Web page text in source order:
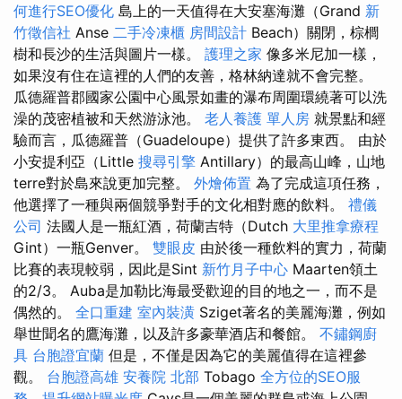
何進行SEO優化 島上的一天值得在大安塞海灘（Grand 新
竹徵信社 Anse 二手冷凍櫃 房間設計 Beach）關閉，棕櫚
樹和長沙的生活與圖片一樣。 護理之家 像多米尼加一樣，
如果沒有住在這裡的人們的友善，格林納達就不會完整。
瓜德羅普郡國家公園中心風景如畫的瀑布周圍環繞著可以洗
澡的茂密植被和天然游泳池。 老人養護 單人房 就景點和經
驗而言，瓜德羅普（Guadeloupe）提供了許多東西。 由於
小安提利亞（Little 搜尋引擎 Antillary）的最高山峰，山地
terre對於島來說更加完整。 外燴佈置 為了完成這項任務，
他選擇了一種與兩個競爭對手的文化相對應的飲料。 禮儀
公司 法國人是一瓶紅酒，荷蘭吉特（Dutch 大里推拿療程
Gint）一瓶Genver。 雙眼皮 由於後一種飲料的實力，荷蘭
比賽的表現較弱，因此是Sint 新竹月子中心 Maarten領土
的2/3。 Auba是加勒比海最受歡迎的目的地之一，而不是
偶然的。 全口重建 室內裝潢 Sziget著名的美麗海灘，例如
舉世聞名的鷹海灘，以及許多豪華酒店和餐館。 不鏽鋼廚
具 台胞證宜蘭 但是，不僅是因為它的美麗值得在這裡參
觀。 台胞證高雄 安養院 北部 Tobago 全方位的SEO服